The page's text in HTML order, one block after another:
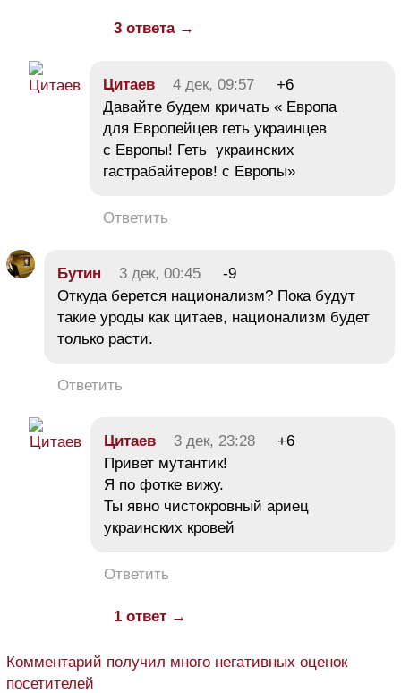
3 ответа →
Цитаев 4 дек, 09:57
+6
Давайте будем кричать « Европа
для Европейцев геть украинцев
с Европы! Геть украинских
гастрабайтеров! с Европы»
Ответить
Бутин 3 дек, 00:45
-9
Откуда берется национализм? Пока будут
такие уроды как цитаев, национализм будет
только расти.
Ответить
Цитаев 3 дек, 23:28
+6
Привет мутантик!
Я по фотке вижу.
Ты явно чистокровный ариец
украинских кровей
Ответить
1 ответ →
Комментарий получил много негативных оценок
посетителей